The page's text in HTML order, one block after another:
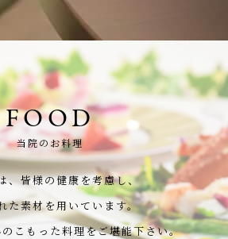
FOOD
当院のお料理
、皆様の健康を考慮し、
た素材を用いています。
こもった料理をご堪能下さい。